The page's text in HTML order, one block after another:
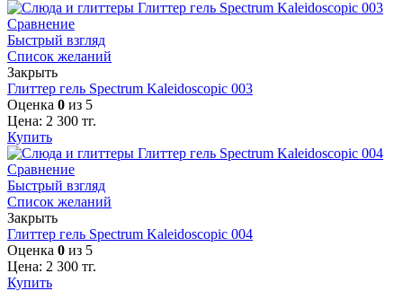
Сравнение
Быстрый взгляд
Список желаний
Закрыть
Глиттер гель Spectrum Kaleidoscopic 003
Оценка 0 из 5
Цена: 2 300 тг.
Купить
Сравнение
Быстрый взгляд
Список желаний
Закрыть
Глиттер гель Spectrum Kaleidoscopic 004
Оценка 0 из 5
Цена: 2 300 тг.
Купить